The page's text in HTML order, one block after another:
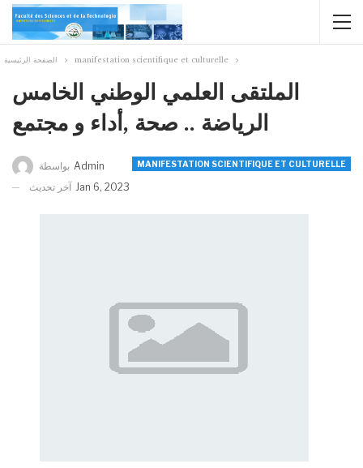
الصفحة الرئيسية manifestation scientifique et culturelle
الملتقى العلمي الوطني الخامس
الرياضة .. صحة ,أداء و مجتمع
MANIFESTATION SCIENTIFIQUE ET CULTURELLE
Admin
Jan 6, 2023